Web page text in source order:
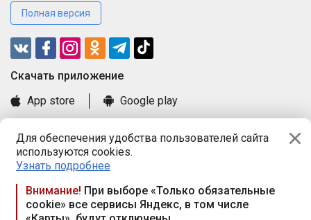
Для обеспечения удобства пользователей сайта
используются cookies.
Узнать подробнее
Внимание! При выборе «Только обязательные
cookie» все сервисы Яндекс, в том числе
Полная версия
Cкачать приложение
App store
Google play
Книга замечаний и предложений
Правила и документы
Praca.by © 2000—2026, ООО «ПРАЦА БАЙ»
Республика Беларусь, 220114, г. Минск, пр-т Независимости
117а, пом. № 9.